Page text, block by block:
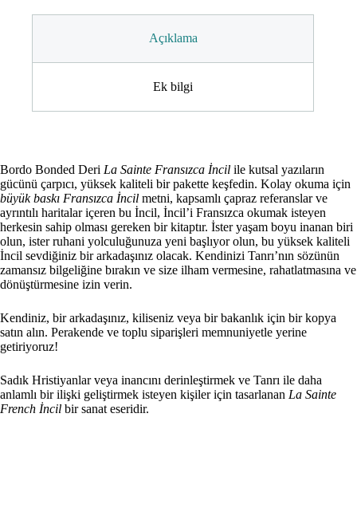
Açıklama
Ek bilgi
Bordo Bonded Deri La Sainte Fransızca İncil ile kutsal yazıların
gücünü çarpıcı, yüksek kaliteli bir pakette keşfedin. Kolay okuma için
büyük baskı Fransızca İncil metni, kapsamlı çapraz referanslar ve
ayrıntılı haritalar içeren bu İncil, İncil’i Fransızca okumak isteyen
herkesin sahip olması gereken bir kitaptır. İster yaşam boyu inanan biri
olun, ister ruhani yolculuğunuza yeni başlıyor olun, bu yüksek kaliteli
İncil sevdiğiniz bir arkadaşınız olacak. Kendinizi Tanrı’nın sözünün
zamansız bilgeliğine bırakın ve size ilham vermesine, rahatlatmasına ve
dönüştürmesine izin verin.
Kendiniz, bir arkadaşınız, kiliseniz veya bir bakanlık için bir kopya
satın alın. Perakende ve toplu siparişleri memnuniyetle yerine
getiriyoruz!
Sadık Hristiyanlar veya inancını derinleştirmek ve Tanrı ile daha
anlamlı bir ilişki geliştirmek isteyen kişiler için tasarlanan La Sainte
French İncil bir sanat eseridir.